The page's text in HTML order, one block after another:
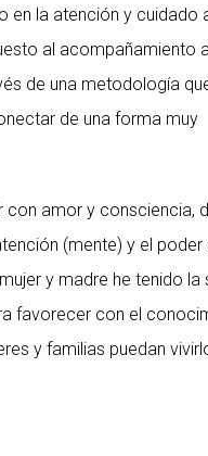
en la atención y cuidado
al acompañamiento
de una metodología
de una forma muy
con amor y consciencia,
(mente) y el poder
y madre he tenido la
favorecer con el
y familias puedan